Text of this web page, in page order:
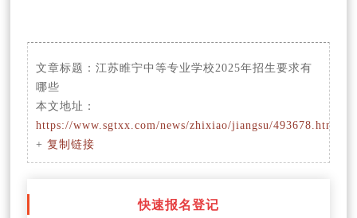
文章标题：江苏睢宁中等专业学校2025年招生要求有
哪些
本文地址：
https://www.sgtxx.com/news/zhixiao/jiangsu/493678.html
+复制链接
快速报名登记